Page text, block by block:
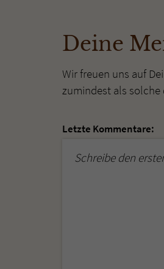
Deine
Wir freuen uns auf
zumindest als solche
Letzte Kommentare:
Schreibe den